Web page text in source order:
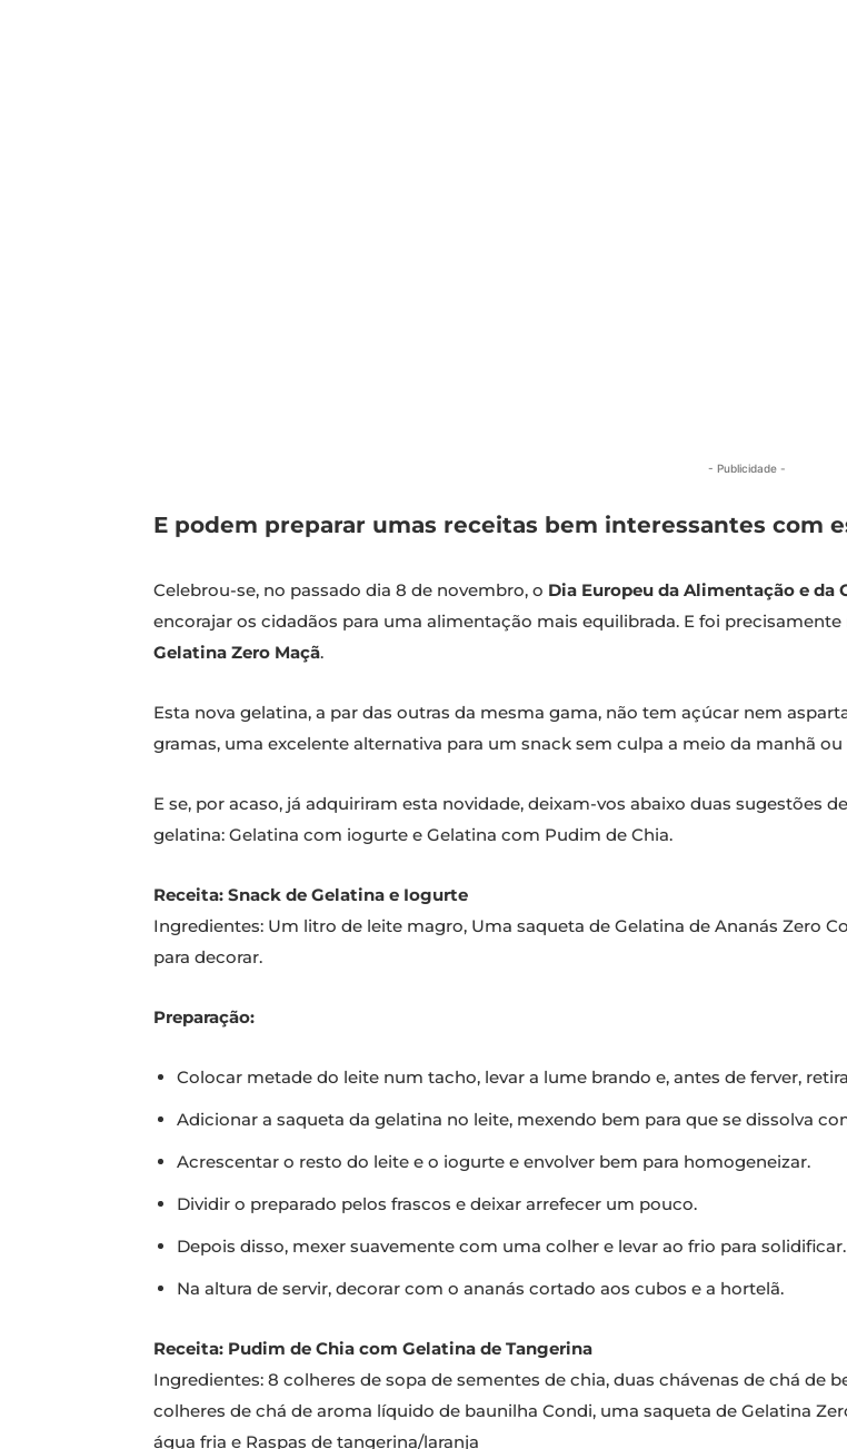
- Publicidade -
E podem preparar umas receitas bem interessantes com
Celebrou-se, no passado dia 8 de novembro, o Dia Europeu da Alimentação e da
encorajar os cidadãos para uma alimentação mais equilibrada. E foi precisamente
Gelatina Zero Maçã.
Esta nova gelatina, a par das outras da mesma gama, não tem açúcar nem
gramas, uma excelente alternativa para um snack sem culpa a meio da manhã ou
E se, por acaso, já adquiriram esta novidade, deixam-vos abaixo duas sugestões
gelatina: Gelatina com iogurte e Gelatina com Pudim de Chia.
Receita: Snack de Gelatina e Iogurte
Ingredientes: Um litro de leite magro, Uma saqueta de Gelatina de Ananás Zero
para decorar.
Preparação:
Colocar metade do leite num tacho, levar a lume brando e, antes de ferver,
Adicionar a saqueta da gelatina no leite, mexendo bem para que se dissolva
Acrescentar o resto do leite e o iogurte e envolver bem para homogeneizar.
Dividir o preparado pelos frascos e deixar arrefecer um pouco.
Depois disso, mexer suavemente com uma colher e levar ao frio para solidificar.
Na altura de servir, decorar com o ananás cortado aos cubos e a hortelã.
Receita: Pudim de Chia com Gelatina de Tangerina
Ingredientes: 8 colheres de sopa de sementes de chia, duas chávenas de chá de
colheres de chá de aroma líquido de baunilha Condi, uma saqueta de Gelatina
água fria e Raspas de tangerina/laranja